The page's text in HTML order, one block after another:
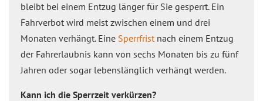
bleibt bei einem Entzug länger für Sie gesperrt. Ein
Fahrverbot wird meist zwischen einem und drei
Monaten verhängt. Eine Sperrfristnach einem Entzug
der Fahrerlaubnis kann von sechs Monaten bis zu fünf
Jahren oder sogar lebenslänglich verhängt werden.
Kann ich die Sperrzeit verkürzen?